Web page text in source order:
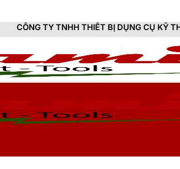
THIẾT BỊ DỤNG CỤ KỸ THUẬT HITAMI